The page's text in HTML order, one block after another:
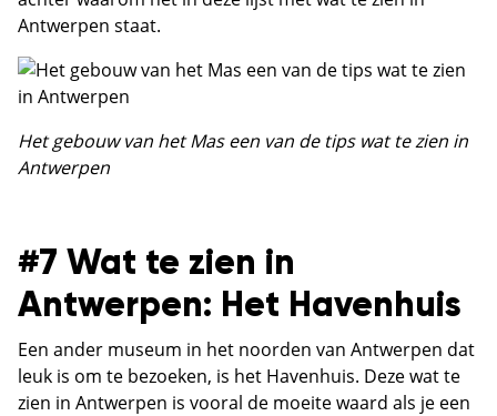
Antwerpen staat.
Het gebouw van het Mas een van de tips wat te zien in
Antwerpen
#7 Wat te zien in
Antwerpen: Het Havenhuis
Een ander museum in het noorden van Antwerpen dat
leuk is om te bezoeken, is het Havenhuis. Deze wat te
zien in Antwerpen is vooral de moeite waard als je een